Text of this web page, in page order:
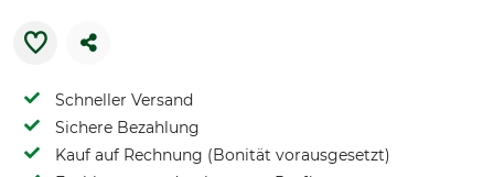
Schneller Versand
Sichere Bezahlung
Kauf auf Rechnung (Bonität vorausgesetzt)